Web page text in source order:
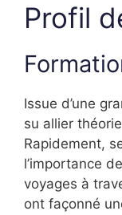
Profil
Issue d’une
su allier
Rapidement,
l’importance
voyages à
ont façonné